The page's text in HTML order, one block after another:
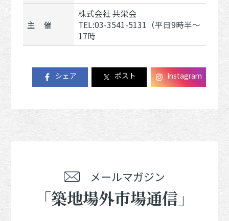
主 催
株式会社 共栄会
TEL:03-3541-5131（平日9時半～
17時
シェア ポスト Instagram
メールマガジン
「築地場外市場通信」